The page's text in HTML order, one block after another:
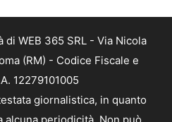
WEB 365 SRL - Via Nicola
(RM) - Codice Fiscale e
12279101005
giornalistica, in quanto